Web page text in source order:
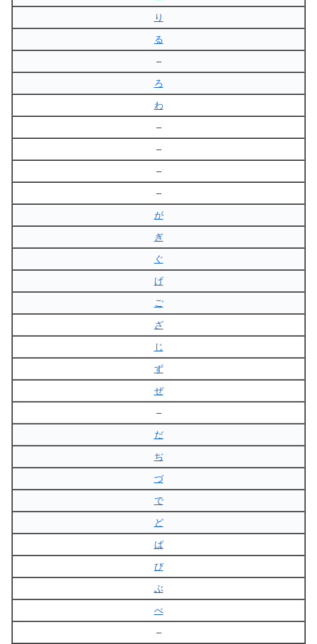
り
る
–
ろ
わ
–
–
–
–
が
ぎ
ぐ
げ
ご
ざ
じ
ず
ぜ
–
だ
ぢ
づ
で
ど
ば
び
ぶ
べ
–